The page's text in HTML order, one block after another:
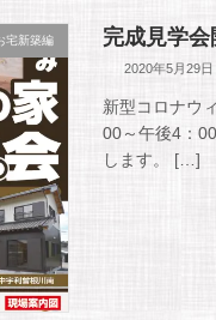
宅新築編 完成見学会
2020年5月29日
新型コロナウ
00～午後4：
します。 […]